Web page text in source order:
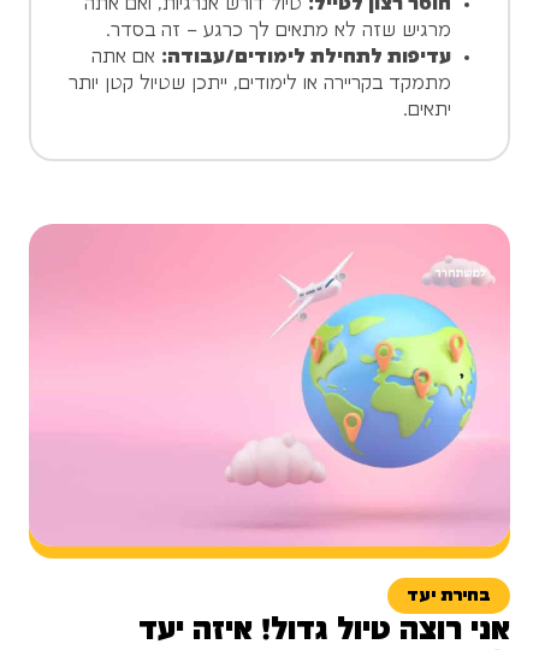
חוסר רצון לטייל: טיול דורש אנרגיות, ואם אתה
מרגיש שזה לא מתאים לך כרגע – זה בסדר.
עדיפות לתחילת לימודים/עבודה: אם אתה
מתמקד בקריירה או לימודים, ייתכן שטיול קטן יותר
יתאים.
בחירת יעד
אני רוצה טיול גדול! איזה יעד